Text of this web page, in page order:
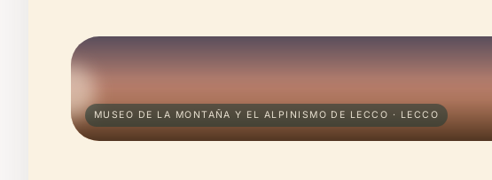
MUSEO DE LA MONTAÑA Y EL ALPINISMO DE LECCO · LECCO